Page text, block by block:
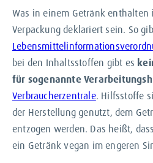
Was in einem Getränk enthalten
Verpackung deklariert sein. So
bei den Inhaltsstoffen gibt es
für sogenannte
Verbraucherzentrale. Hilfsstoffe
der Herstellung genutzt, dem
entzogen werden. Das heißt,
ein Getränk vegan im engeren